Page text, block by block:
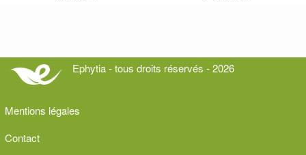
Ephytia - tous droits réservés - 2026
Mentions légales
Contact